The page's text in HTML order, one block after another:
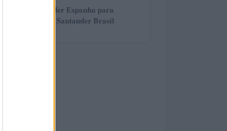
Oferta do Santander Espanha para
adquirir ações do Santander Brasil